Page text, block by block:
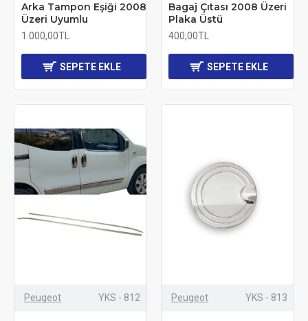
Arka Tampon Eşiği 2008
Üzeri Uyumlu
1.000,00TL
SEPETE EKLE
Bagaj Çıtası 2008 Üzeri
Plaka Üstü
400,00TL
SEPETE EKLE
Peugeot YKS - 812 Peugeot YKS - 813